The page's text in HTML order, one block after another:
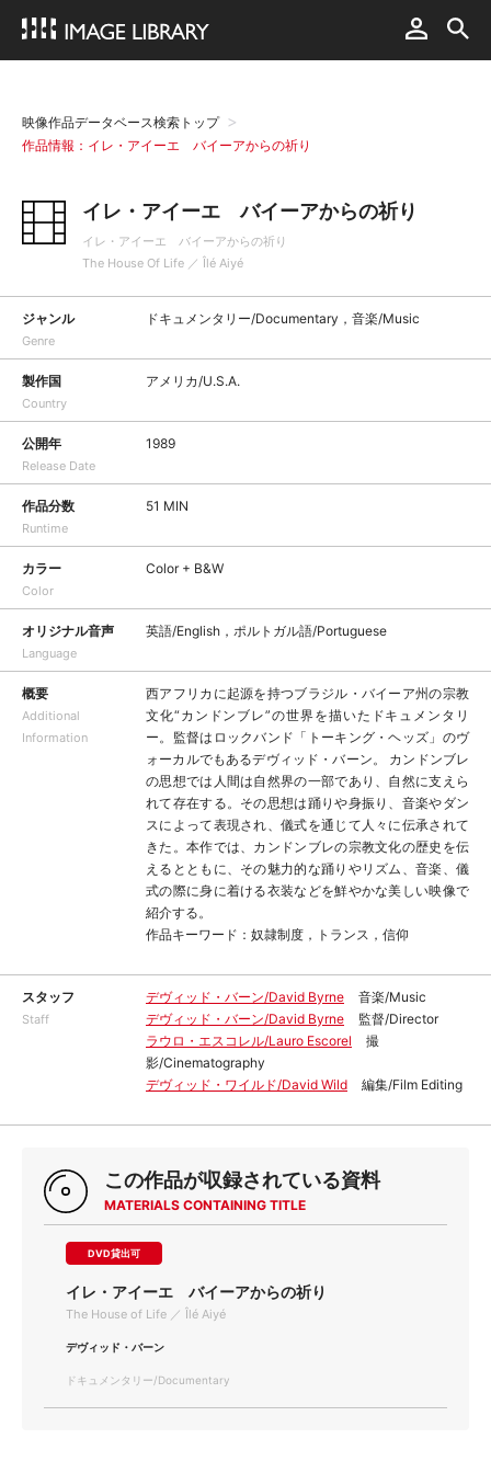
映像作品データベース検索トップ
作品情報：イレ・アイーエ バイーアからの祈り
イレ・アイーエ バイーアからの祈り
イレ・アイーエ バイーアからの祈り
The House Of Life ／ Îlé Aiyé
ジャンル
Genre
ドキュメンタリー/Documentary，音楽/Music
製作国
Country
アメリカ/U.S.A.
公開年
Release Date
1989
作品分数
Runtime
51 MIN
カラー
Color
Color + B&W
オリジナル音声
Language
英語/English，ポルトガル語/Portuguese
概要
Additional
Information
西アフリカに起源を持つブラジル・バイーア州の宗教
文化“カンドンブレ”の世界を描いたドキュメンタリ
ー。監督はロックバンド「トーキング・ヘッズ」のヴ
ォーカルでもあるデヴィッド・バーン。 カンドンブレ
の思想では人間は自然界の一部であり、自然に支えら
れて存在する。その思想は踊りや身振り、音楽やダン
スによって表現され、儀式を通じて人々に伝承されて
きた。本作では、カンドンブレの宗教文化の歴史を伝
えるとともに、その魅力的な踊りやリズム、音楽、儀
式の際に身に着ける衣装などを鮮やかな美しい映像で
紹介する。
作品キーワード：奴隷制度，トランス，信仰
スタッフ
Staff
デヴィッド・バーン/David Byrne
音楽/Music
デヴィッド・バーン/David Byrne
監督/Director
ラウロ・エスコレル/Lauro Escorel
撮
影/Cinematography
デヴィッド・ワイルド/David Wild
編集/Film Editing
この作品が収録されている資料
MATERIALS CONTAINING TITLE
DVD貸出可
イレ・アイーエ バイーアからの祈り
The House of Life ／ Îlé Aiyé
デヴィッド・バーン
ドキュメンタリー/Documentary